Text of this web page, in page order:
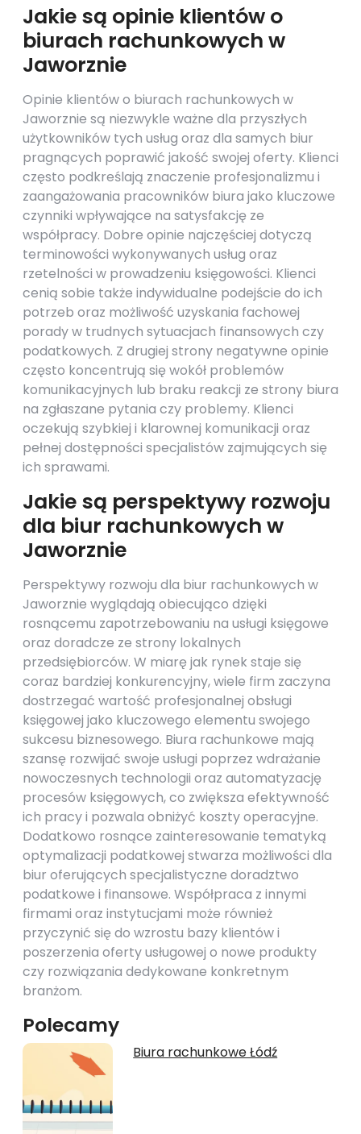
Jakie są opinie klientów o
biurach rachunkowych w
Jaworznie
Opinie klientów o biurach rachunkowych w
Jaworznie są niezwykle ważne dla przyszłych
użytkowników tych usług oraz dla samych biur
pragnących poprawić jakość swojej oferty. Klienci
często podkreślają znaczenie profesjonalizmu i
zaangażowania pracowników biura jako kluczowe
czynniki wpływające na satysfakcję ze
współpracy. Dobre opinie najczęściej dotyczą
terminowości wykonywanych usług oraz
rzetelności w prowadzeniu księgowości. Klienci
cenią sobie także indywidualne podejście do ich
potrzeb oraz możliwość uzyskania fachowej
porady w trudnych sytuacjach finansowych czy
podatkowych. Z drugiej strony negatywne opinie
często koncentrują się wokół problemów
komunikacyjnych lub braku reakcji ze strony biura
na zgłaszane pytania czy problemy. Klienci
oczekują szybkiej i klarownej komunikacji oraz
pełnej dostępności specjalistów zajmujących się
ich sprawami.
Jakie są perspektywy rozwoju
dla biur rachunkowych w
Jaworznie
Perspektywy rozwoju dla biur rachunkowych w
Jaworznie wyglądają obiecująco dzięki
rosnącemu zapotrzebowaniu na usługi księgowe
oraz doradcze ze strony lokalnych
przedsiębiorców. W miarę jak rynek staje się
coraz bardziej konkurencyjny, wiele firm zaczyna
dostrzegać wartość profesjonalnej obsługi
księgowej jako kluczowego elementu swojego
sukcesu biznesowego. Biura rachunkowe mają
szansę rozwijać swoje usługi poprzez wdrażanie
nowoczesnych technologii oraz automatyzację
procesów księgowych, co zwiększa efektywność
ich pracy i pozwala obniżyć koszty operacyjne.
Dodatkowo rosnące zainteresowanie tematyką
optymalizacji podatkowej stwarza możliwości dla
biur oferujących specjalistyczne doradztwo
podatkowe i finansowe. Współpraca z innymi
firmami oraz instytucjami może również
przyczynić się do wzrostu bazy klientów i
poszerzenia oferty usługowej o nowe produkty
czy rozwiązania dedykowane konkretnym
branżom.
Polecamy
Biura rachunkowe Łódź